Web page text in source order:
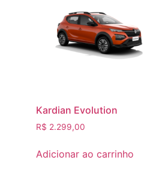
Kardian Evolution
R$ 2.299,00
Adicionar ao carrinho